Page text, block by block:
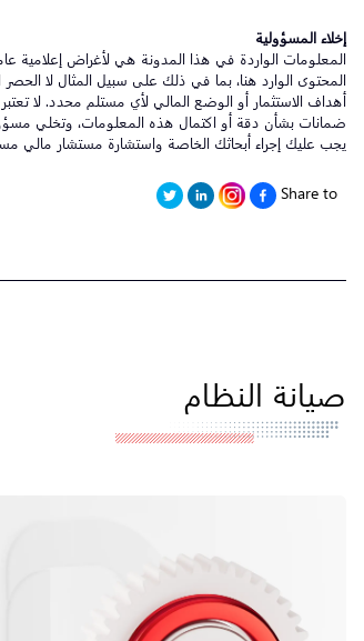
إخلاء المسؤولية
المعلومات الواردة في هذا المدونة هي لأغراض إعلامية
المحتوى الوارد هنا، بما في ذلك على سبيل المثال لا
ضمانات بشأن دقة أو اكتمال هذه المعلومات، وتخلي
يجب عليك إجراء أبحاثك الخاصة واستشارة مستشار مالي
Share to
صيانة النظام